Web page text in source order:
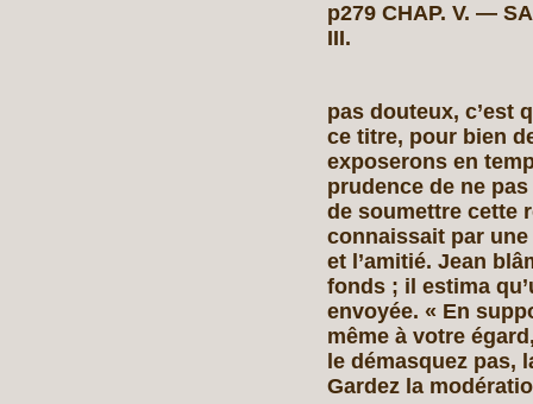
p279 CHAP. V. —
III.
pas douteux, c’est
ce titre, pour bien
exposerons en
prudence de ne
de soumettre cette
connaissait par
et l’amitié. Jean
fonds ; il estima
envoyée. « En
même à votre
le démasquez pas,
Gardez la